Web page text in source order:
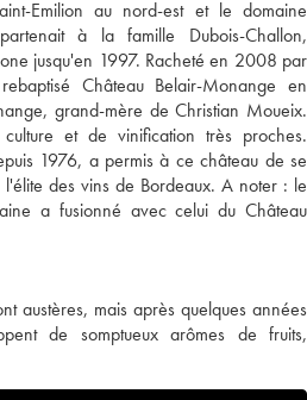
Emilion au nord-est et le domaine
à la famille Dubois-Challon,
jusqu'en 1997. Racheté en 2008 par
Château Belair-Monange en
grand-mère de Christian Moueix.
et de vinification très proches.
1976, a permis à ce château de se
des vins de Bordeaux. A noter : le
a fusionné avec celui du Château
austères, mais après quelques années
de somptueux arômes de fruits,